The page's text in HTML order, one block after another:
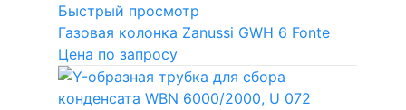
Быстрый просмотр
Газовая колонка Zanussi GWH 6 Fonte
Цена по запросу